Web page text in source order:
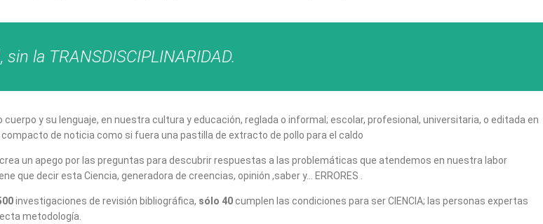
la TRANSDISCIPLINARIDAD.
y su lenguaje, en nuestra cultura y educación, reglada o informal; escolar, profesional, universitaria, o editada en
de noticia como si fuera una pastilla de extracto de pollo para el caldo
un apego por las preguntas para descubrir respuestas a las problemáticas que atendemos en nuestra labor
decir esta Ciencia, generadora de creencias, opinión ,saber y… ERRORES .
investigaciones de revisión bibliográfica, sólo 40 cumplen las condiciones para ser CIENCIA; las personas expertas
metodología.